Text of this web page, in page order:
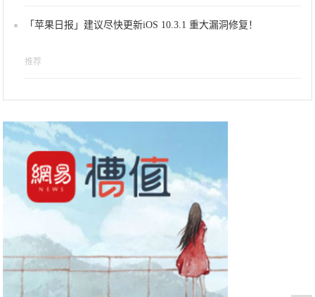
「苹果日报」建议尽快更新iOS 10.3.1 重大漏洞修复！
推荐